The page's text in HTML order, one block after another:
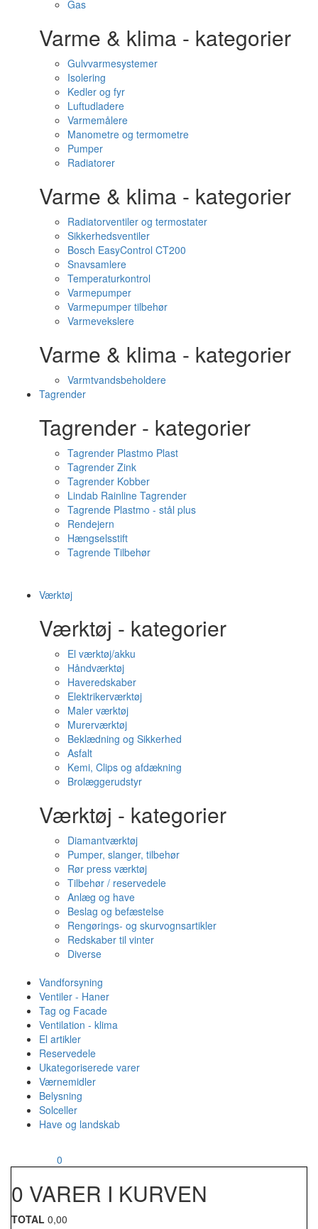
Gas
Varme & klima - kategorier
Gulvvarmesystemer
Isolering
Kedler og fyr
Luftudladere
Varmemålere
Manometre og termometre
Pumper
Radiatorer
Varme & klima - kategorier
Radiatorventiler og termostater
Sikkerhedsventiler
Bosch EasyControl CT200
Snavsamlere
Temperaturkontrol
Varmepumper
Varmepumper tilbehør
Varmevekslere
Varme & klima - kategorier
Varmtvandsbeholdere
Tagrender
Tagrender - kategorier
Tagrender Plastmo Plast
Tagrender Zink
Tagrender Kobber
Lindab Rainline Tagrender
Tagrende Plastmo - stål plus
Rendejern
Hængselsstift
Tagrende Tilbehør
Værktøj
Værktøj - kategorier
El værktøj/akku
Håndværktøj
Haveredskaber
Elektrikerværktøj
Maler værktøj
Murerværktøj
Beklædning og Sikkerhed
Asfalt
Kemi, Clips og afdækning
Brolæggerudstyr
Værktøj - kategorier
Diamantværktøj
Pumper, slanger, tilbehør
Rør press værktøj
Tilbehør / reservedele
Anlæg og have
Beslag og befæstelse
Rengørings- og skurvognsartikler
Redskaber til vinter
Diverse
Vandforsyning
Ventiler - Haner
Tag og Facade
Ventilation - klima
El artikler
Reservedele
Ukategoriserede varer
Værnemidler
Belysning
Solceller
Have og landskab
0
0 VARER I KURVEN
TOTAL 0,00